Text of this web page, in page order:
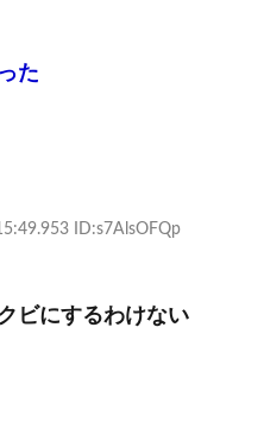
た
ID:s7AlsOFQp
ビにするわけない